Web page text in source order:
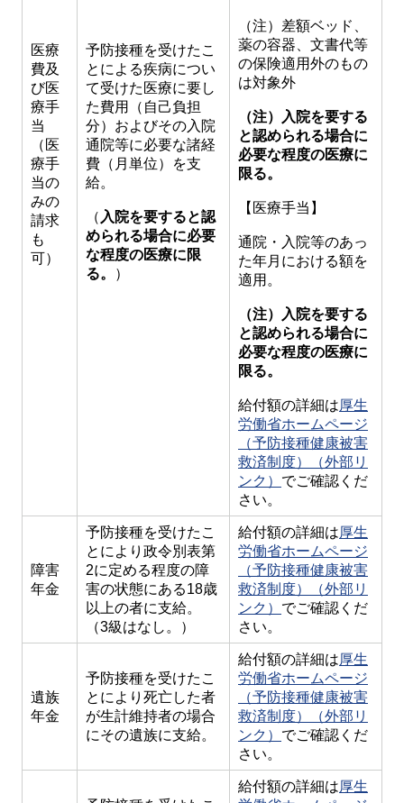
医療
費及
び医
療手
当
（医
療手
当の
みの
請求
も
可）
予防接種を受けたこ
とによる疾病につい
て受けた医療に要し
た費用（自己負担
分）およびその入院
通院等に必要な諸経
費（月単位）を支
給。
（ 入院を要すると認
められる場合に必要
な程度の医療に限
る。
）
（注）差額ベッド、
薬の容器、文書代等
の保険適用外のもの
は対象外
（注）入院を要する
と認められる場合に
必要な程度の医療に
限る。
【医療手当】
通院・入院等のあっ
た年月における額を
適用。
（注）入院を要する
と認められる場合に
必要な程度の医療に
限る。
給付額の詳細は厚生
労働省ホームページ
（予防接種健康被害
救済制度）（外部リ
ンク） でご確認くだ
さい。
障害
年金
予防接種を受けたこ
とにより政令別表第
2に定める程度の障
害の状態にある18歳
以上の者に支給。
（3級はなし。）
給付額の詳細は厚生
労働省ホームページ
（予防接種健康被害
救済制度）（外部リ
ンク） でご確認くだ
さい。
遺族
年金
予防接種を受けたこ
とにより死亡した者
が生計維持者の場合
にその遺族に支給。
給付額の詳細は厚生
労働省ホームページ
（予防接種健康被害
救済制度）（外部リ
ンク） でご確認くだ
さい。
給付額の詳細は厚生